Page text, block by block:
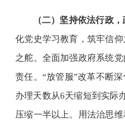
（二）坚持依法行政
化党史学习教育，筑牢信
之舵。全面加强政府系统
责任。 “放管服”改革不断
办理天数从6天缩短到实际
压缩一半以上。用法治思